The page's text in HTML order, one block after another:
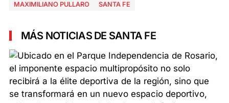
MAXIMILIANO PULLARO
SANTA FE
MÁS NOTICIAS DE SANTA FE